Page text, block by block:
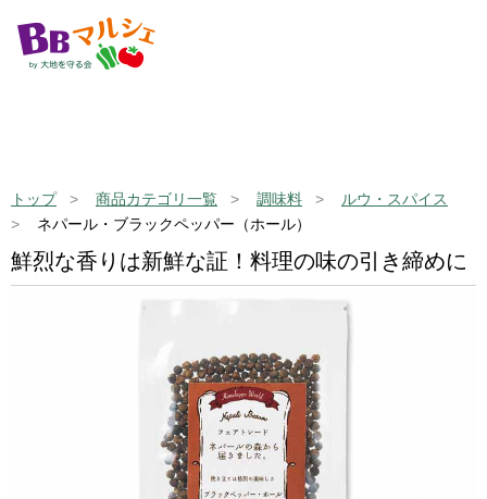
トップ 商品カテゴリ一覧 調味料
ルウ・スパイス
ネパール・ブラックペッパー（ホール）
鮮烈な香りは新鮮な証！料理の味の引き締めに